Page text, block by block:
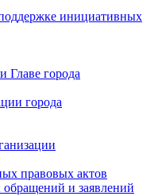
инициативных
Главе города
города
правовых актов
и заявлений